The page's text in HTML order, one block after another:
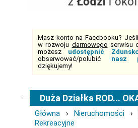
Masz konto na Facebooku?
w rozwoju darmowego serwisu
możesz udostępnić
obserwować/polubić nasz
dziękujemy!
Duża Działka ROD...
Główna ›Nieruchomości ›
Rekreacyjne